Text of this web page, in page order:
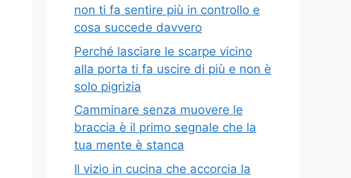
non ti fa sentire più in controllo e
cosa succede davvero
Perché lasciare le scarpe vicino
alla porta ti fa uscire di più e non è
solo pigrizia
Camminare senza muovere le
braccia è il primo segnale che la
tua mente è stanca
Il vizio in cucina che accorcia la